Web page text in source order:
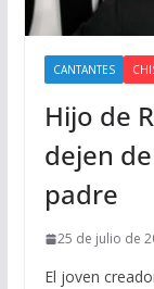
CANTANTES
Hijo de
dejen
padre
25 de julio de
El joven